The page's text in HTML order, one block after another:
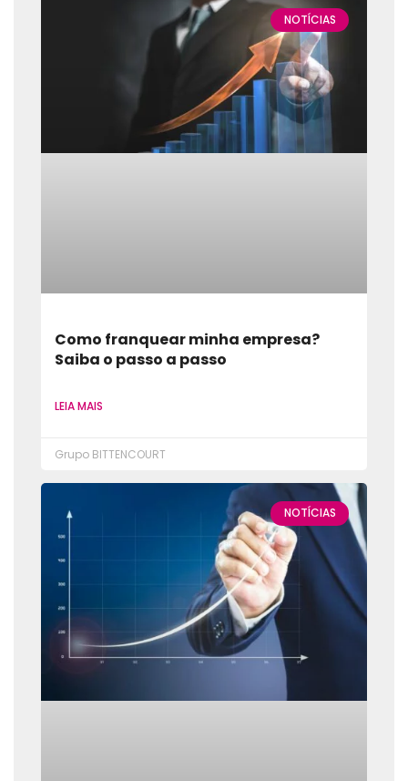
NOTÍCIAS
Como franquear minha empresa?
Saiba o passo a passo
LEIA MAIS
Grupo BITTENCOURT
NOTÍCIAS